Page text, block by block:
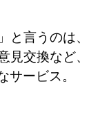
と言うのは、
見交換など、
ービス。